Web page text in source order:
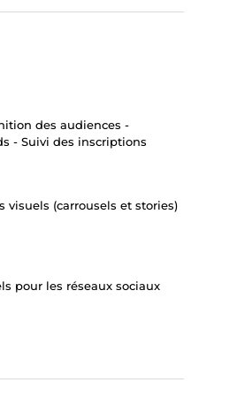
des audiences -
- Suivi des inscriptions
(carrousels et stories)
pour les réseaux sociaux